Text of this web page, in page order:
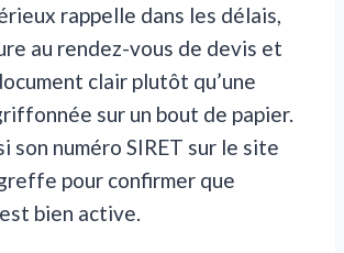
rappelle dans les délais,
au rendez-vous de devis et
clair plutôt qu’une
sur un bout de papier.
son numéro SIRET sur le site
pour confirmer que
bien active.